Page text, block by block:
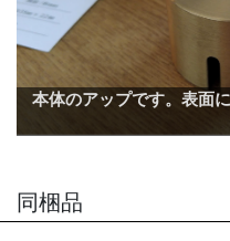
本体のアップです。表面
同梱品